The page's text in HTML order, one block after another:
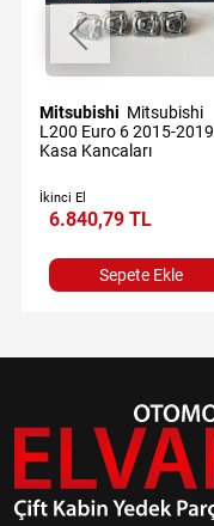
Mitsubishi
L200 Euro 6 2015-2019
Kasa Kancaları
İkinci El
6.840,79 TL
Sepete Ekle